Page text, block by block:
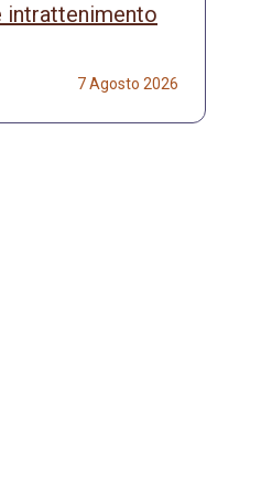
intrattenimento
7 Agosto 2026